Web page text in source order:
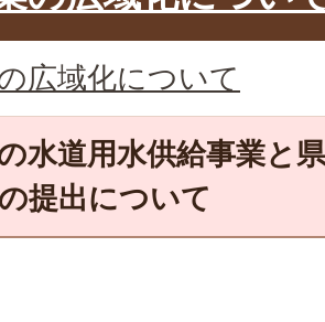
広域化について
水道用水供給事業と
提出について